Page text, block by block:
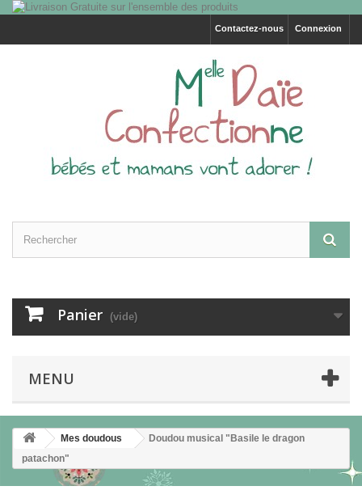
Connexion
Contactez-nous
Panier (vide)
MENU
Mes doudous
Doudou musical "Basile le dragon
patachon"